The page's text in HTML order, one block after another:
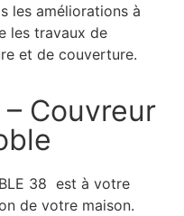
les améliorations à
les travaux de
et de couverture.
Couvreur
38 est à votre
de votre maison.